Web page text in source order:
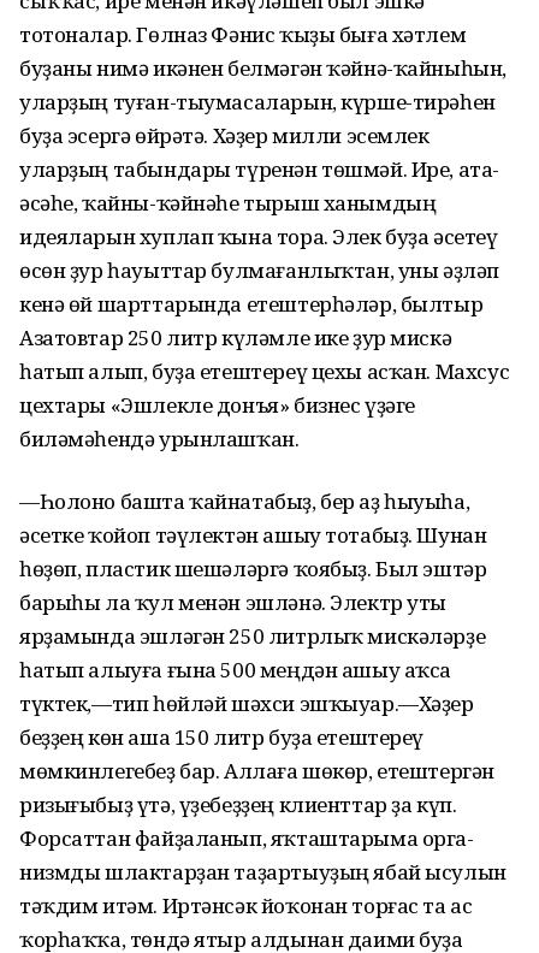
тотоналар. Гөлназ Фәнис ҡыҙы быға хәтлем
буҙаны нимә икәнен белмәгән ҡәйнә-ҡайныһын,
уларҙың туған-тыумасаларын, күрше-тирәһен
буҙа эсергә өйрәтә. Хәҙер милли эсемлек
уларҙың табындары түренән төшмәй. Ире, ата-
әсәһе, ҡайны-ҡәйнәһе тырыш ханымдың
идеяларын хуплап ҡына тора. Элек буҙа әсетеү
өсөн ҙур һауыттар булмағанлыҡтан, уны әҙләп
кенә өй шарттарында етештерһәләр, былтыр
Азатовтар 250 литр күләмле ике ҙур мискә
һатып алып, буҙа етештереү цехы асҡан. Махсус
цехтары «Эшлекле донъя» бизнес үҙәге
биләмәһендә урынлашҡан.
—Һолоно башта ҡайнатабыҙ, бер аҙ һыуыһа,
әсетке ҡойоп тәүлектән ашыу тотабыҙ. Шунан
һөҙөп, пластик шешәләргә ҡоябыҙ. Был эштәр
барыһы ла ҡул менән эшләнә. Электр уты
ярҙамында эшләгән 250 литрлыҡ мискәләрҙе
һатып алыуға ғына 500 меңдән ашыу аҡса
түктек,—тип һөйләй шәхси эшҡыуар.—Хәҙер
беҙҙең көн аша 150 литр буҙа етештереү
мөмкинлегебеҙ бар. Аллаға шөкөр, етештергән
ризығыбыҙ үтә, үҙебеҙҙең клиенттар ҙа күп.
Форсаттан файҙаланып, яҡташтарыма орга-
низмды шлактарҙан таҙартыуҙың ябай ысулын
тәҡдим итәм. Иртәнсәк йоҡонан торғас та ас
ҡорһаҡҡа, төндә ятыр алдынан даими буҙа